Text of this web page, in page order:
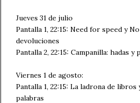
Jueves 31 de julio
Pantalla 1, 22:15: Need for speed y
devoluciones
Pantalla 2, 22:15: Campanilla: hadas y
Viernes 1 de agosto:
Pantalla 1, 22:15: La ladrona de libros
palabras